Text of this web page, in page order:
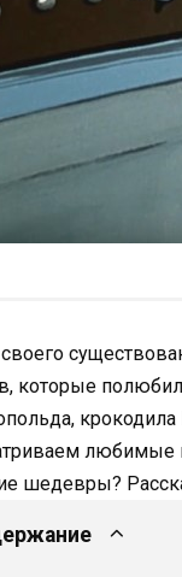
которые
любимые
шедевры?